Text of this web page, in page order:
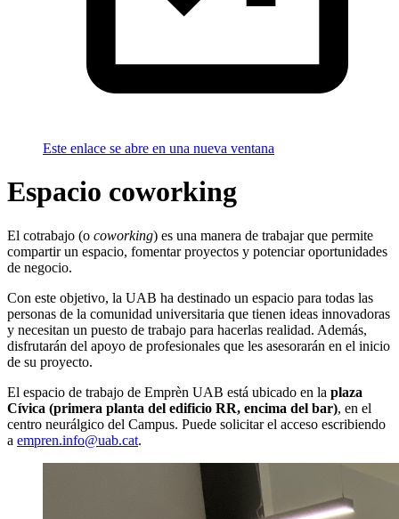
Este enlace se abre en una nueva ventana
Espacio coworking
El cotrabajo (o coworking) es una manera de trabajar que permite
compartir un espacio, fomentar proyectos y potenciar oportunidades
de negocio.
Con este objetivo, la UAB ha destinado un espacio para todas las
personas de la comunidad universitaria que tienen ideas innovadoras
y necesitan un puesto de trabajo para hacerlas realidad. Además,
disfrutarán del apoyo de profesionales que les asesorarán en el inicio
de su proyecto.
El espacio de trabajo de Emprèn UAB está ubicado en la plaza
Cívica (primera planta del edificio RR, encima del bar), en el
centro neurálgico del Campus. Puede solicitar el acceso escribiendo
a empren.info@uab.cat.